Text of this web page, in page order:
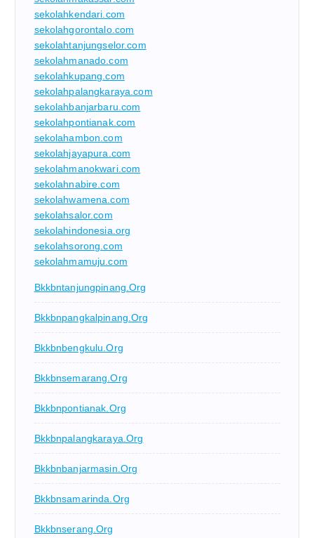
sekolahkendari.com
sekolahgorontalo.com
sekolahtanjungselor.com
sekolahmanado.com
sekolahkupang.com
sekolahpalangkaraya.com
sekolahbanjarbaru.com
sekolahpontianak.com
sekolahambon.com
sekolahjayapura.com
sekolahmanokwari.com
sekolahnabire.com
sekolahwamena.com
sekolahsalor.com
sekolahindonesia.org
sekolahsorong.com
sekolahmamuju.com
Bkkbntanjungpinang.org
Bkkbnpangkalpinang.org
Bkkbnbengkulu.org
Bkkbnsemarang.org
Bkkbnpontianak.org
Bkkbnpalangkaraya.org
Bkkbnbanjarmasin.org
Bkkbnsamarinda.org
Bkkbnserang.org